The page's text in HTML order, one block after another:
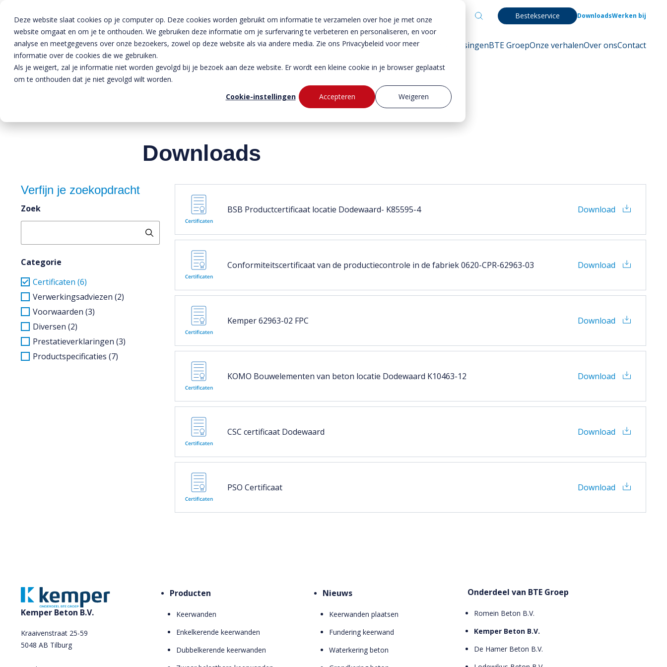
Deze website slaat cookies op je computer op. Deze cookies worden gebruikt om informatie te verzamelen over hoe je met onze
website omgaat en om je te onthouden. We gebruiken deze informatie om je surfervaring te verbeteren en personaliseren, en voor
analyse en meetgegevens over onze bezoekers, zowel op deze website als via andere media. Zie ons Privacybeleid voor meer
informatie over de cookies die we gebruiken.
Als je weigert, zal je informatie niet worden gevolgd bij je bezoek aan deze website. Er wordt een kleine cookie in je browser geplaatst
om te onthouden dat je niet gevolgd wilt worden.
Cookie-instellingen
Accepteren Weigeren
Bestekservice DownloadsWerken bij
Producten OplossingenBTE GroepOnze verhalenOver onsContact
Home»Downloads
Downloads
Verfijn je zoekopdracht
Zoek
Categorie
Certificaten (6)
Verwerkingsadviezen (2)
Voorwaarden (3)
Diversen (2)
Prestatieverklaringen (3)
Productspecificaties (7)
BSB Productcertificaat locatie Dodewaard- K85595-4 Download
Conformiteitscertificaat van de productiecontrole in de fabriek 0620-CPR-62963-03 Download
Kemper 62963-02 FPC Download
KOMO Bouwelementen van beton locatie Dodewaard K10463-12 Download
CSC certificaat Dodewaard Download
PSO Certificaat Download
Kemper Beton B.V.
Kraaivenstraat 25-59
5048 AB Tilburg
Producten
Keerwanden
Enkelkerende keerwanden
Dubbelkerende keerwanden
Nieuws
Keerwanden plaatsen
Fundering keerwand
Waterkering beton
Onderdeel van BTE Groep
Romein Beton B.V.
Kemper Beton B.V.
De Hamer Beton B.V.